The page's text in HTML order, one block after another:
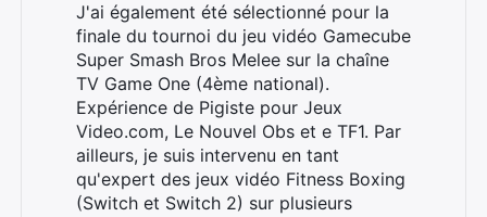
J'ai également été sélectionné pour la
finale du tournoi du jeu vidéo Gamecube
Super Smash Bros Melee sur la chaîne
TV Game One (4ème national).
Expérience de Pigiste pour Jeux
Video.com, Le Nouvel Obs et e TF1. Par
ailleurs, je suis intervenu en tant
qu'expert des jeux vidéo Fitness Boxing
(Switch et Switch 2) sur plusieurs